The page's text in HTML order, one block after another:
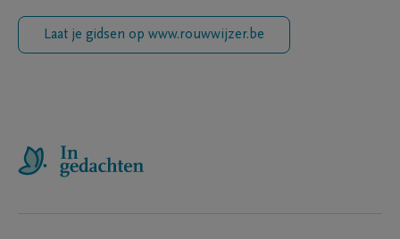
Laat je gidsen op www.rouwwijzer.be